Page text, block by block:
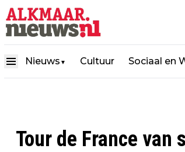
Nieuws ▼ Cultuur Sociaal en
Tour de France van